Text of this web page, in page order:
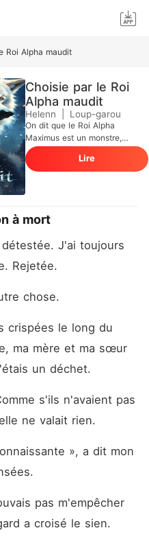
Roi Alpha maudit
Choisie par le Roi
Alpha maudit
Helenn Loup-garou
On dit que le Roi Alpha
Maximus est un monstre,
trop grand, trop brutal, trop
maudit. Son lit est synonyme
de mort, et aucune femme
n'en est jamais sortie
oméga indésirable et grasse,
meute. Une nuit avec le roi
impitoyable était censée me
tuer. Au lieu de cela, elle m'a
désire ardemment l'homme
contact brûle. Sa voix
commande. Son corps
détruit. Et je continue de
Maximus ne connaît pas
âmes sœurs. Il prend. Il
jamais. Dommage pour lui...
et pathétique qu'ils ont
rejetée. Je suis bien plus
redoutable, la seule à
malédiction... ou anéantir
son royaume.
Lire
à mort
J'ai toujours
Rejetée.
chose.
crispées le long du
ma mère et ma sœur
un déchet.
s'ils n'avaient pas
ne valait rien.
», a dit mon
pas m'empêcher
a croisé le sien.